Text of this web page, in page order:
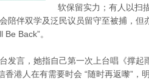
软保留实力；有人以扫
陪伴双学及泛民议员留守至被捕，但
Back”。
发言，她指自己第一次上台唱《撑起
港人在有需要时会 “随时再返嚟”，